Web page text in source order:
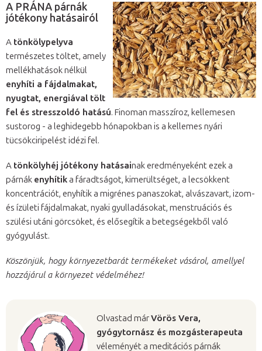
A PRÁNA párnák
jótékony hatásairól
A tönkölypelyva
természetes töltet, amely
mellékhatások nélkül
enyhíti a fájdalmakat,
nyugtat, energiával tölt
fel és stresszoldó hatású. Finoman masszíroz, kellemesen
sustorog - a leghidegebb hónapokban is a kellemes nyári
tücsökciripelést idézi fel.
A tönkölyhéj jótékony hatásainak eredményeként ezek a
párnák enyhítika fáradtságot, kimerültséget, a lecsökkent
koncentrációt, enyhítik a migrénes panaszokat, alvászavart, izom-
és ízületi fájdalmakat, nyaki gyulladásokat, menstruációs és
szülési utáni görcsöket, és elősegítik a betegségekből való
gyógyulást.
Köszönjük, hogy környezetbarát termékeket vásárol, amellyel
hozzájárul a környezet védelméhez!
Olvastad márVörös Vera,
gyógytornász és mozgásterapeuta
véleményét a meditációs párnák